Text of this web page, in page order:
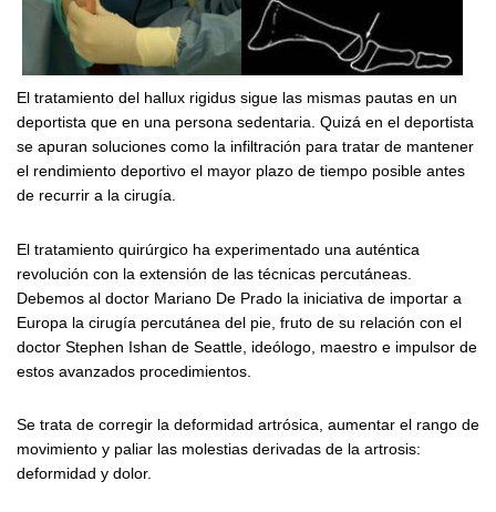
El tratamiento del hallux rigidus sigue las mismas pautas en un
deportista que en una persona sedentaria. Quizá en el deportista
se apuran soluciones como la infiltración para tratar de mantener
el rendimiento deportivo el mayor plazo de tiempo posible antes
de recurrir a la cirugía.
El tratamiento quirúrgico ha experimentado una auténtica
revolución con la extensión de las técnicas percutáneas.
Debemos al doctor Mariano De Prado la iniciativa de importar a
Europa la cirugía percutánea del pie, fruto de su relación con el
doctor Stephen Ishan de Seattle, ideólogo, maestro e impulsor de
estos avanzados procedimientos.
Se trata de corregir la deformidad artrósica, aumentar el rango de
movimiento y paliar las molestias derivadas de la artrosis:
deformidad y dolor.